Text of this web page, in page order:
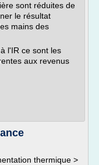
sont réduites de
le résultat
mains des
l'IR ce sont les
aux revenus
thermique >